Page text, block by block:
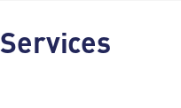
Services